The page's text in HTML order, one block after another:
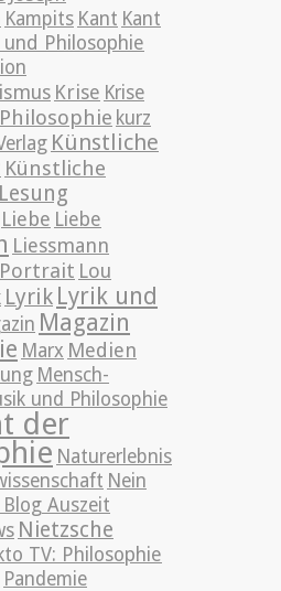
Kampits Kant Kant
Philosophie
Krise Krise
kurz
Künstliche
Künstliche
Lesung
Liebe Liebe
Liessmann
Lou
Lyrik Lyrik und
Magazin
Marx Medien
Mensch-
und Philosophie
der
Naturerlebnis
Nein
Auszeit
Nietzsche
TV: Philosophie
Pandemie